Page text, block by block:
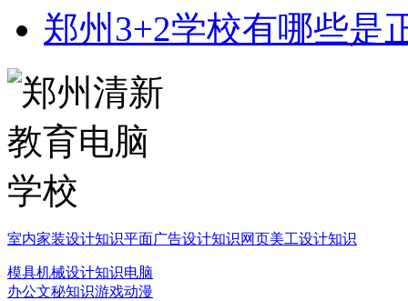
郑州3+2学校有哪些是
室内家装设计知识平面广告设计知识网页美工设计知识
模具机械设计知识电脑
办公文秘知识游戏动漫